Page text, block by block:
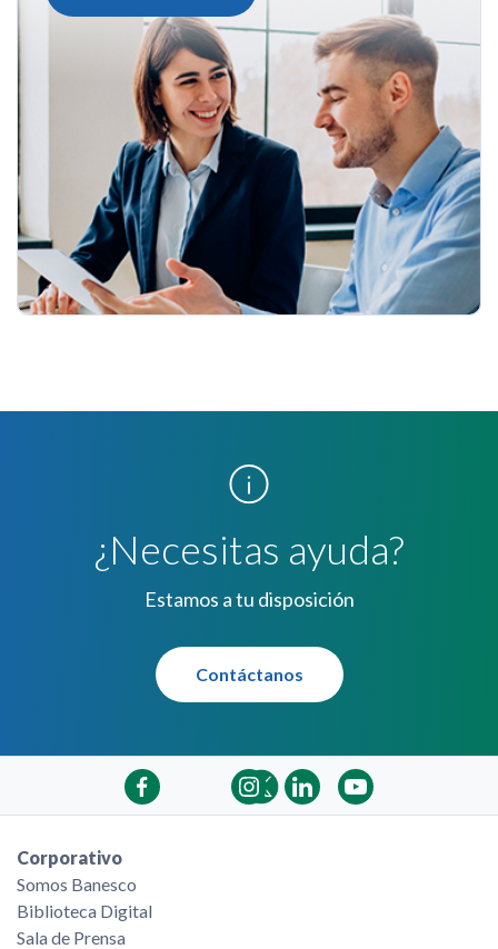
¿Necesitas ayuda?
Estamos a tu disposición
Contáctanos
Corporativo
Somos Banesco
Biblioteca Digital
Sala de Prensa